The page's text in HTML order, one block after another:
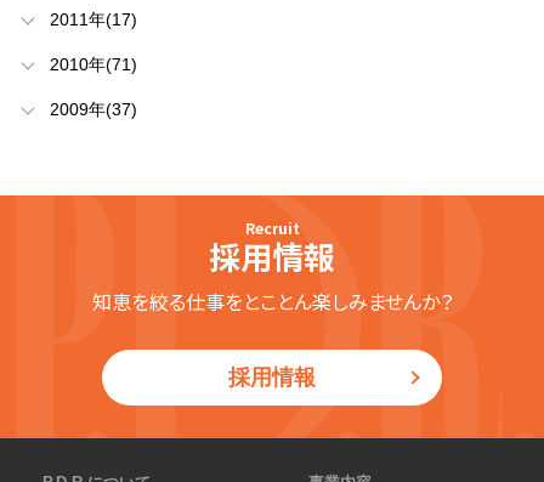
2011年(17)
2010年(71)
2009年(37)
Recruit
採用情報
知恵を絞る仕事をとことん楽しみませんか？
採用情報